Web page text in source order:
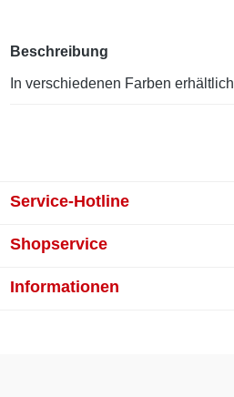
Beschreibung
In verschiedenen Farben erhältlich
Service-Hotline
Shopservice
Informationen